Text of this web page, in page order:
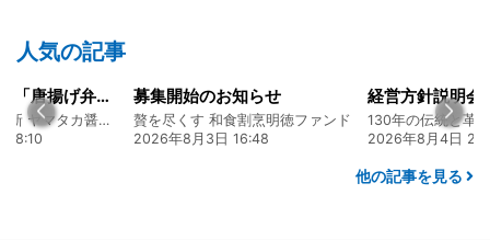
人気の記事
大人気メニュー「唐揚げ弁当」のレシピをご紹介します！
130年の伝統と革新 ヤマタカ醤油ファンド
08:10
募集開始のお知らせ
贅を尽くす 和食割烹明徳ファンド
2026年8月3日 16:48
2026年8月4日
他の記事を見る